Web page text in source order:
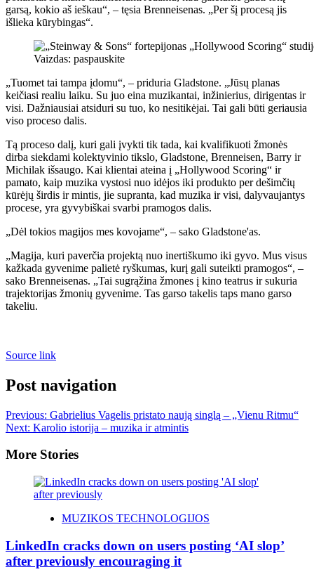
garsą, kokio aš ieškau“, – tęsia Brenneisenas. „Per šį procesą jis
išlieka kūrybingas“.
Vaizdas: paspauskite
„Tuomet tai tampa įdomu“, – priduria Gladstone. „Jūsų planas
keičiasi realiu laiku. Su juo eina muzikantai, inžinierius, dirigentas ir
visi. Dažniausiai atsiduri su tuo, ko nesitikėjai. Tai gali būti geriausia
viso proceso dalis.
Tą proceso dalį, kuri gali įvykti tik tada, kai kvalifikuoti žmonės
dirba siekdami kolektyvinio tikslo, Gladstone, Brenneisen, Barry ir
Michilak išsaugo. Kai klientai ateina į „Hollywood Scoring“ ir
pamato, kaip muzika vystosi nuo idėjos iki produkto per dešimčių
kūrėjų širdis ir mintis, jie supranta, kad muzika ir visi, dalyvaujantys
procese, yra gyvybiškai svarbi pramogos dalis.
„Dėl tokios magijos mes kovojame“, – sako Gladstone'as.
„Magija, kuri paverčia projektą nuo inertiškumo iki gyvo. Mus visus
kažkada gyvenime palietė ryškumas, kurį gali suteikti pramogos“, –
sako Brenneisenas. „Tai sugrąžina žmones į kino teatrus ir sukuria
trajektorijas žmonių gyvenime. Tas garso takelis taps mano garso
takeliu.
Source link
Post navigation
Previous: Gabrielius Vagelis pristato naują singlą – „Vienu Ritmu“
Next: Karolio istorija – muzika ir atmintis
More Stories
MUZIKOS TECHNOLOGIJOS
LinkedIn cracks down on users posting ‘AI slop’
after previously encouraging it